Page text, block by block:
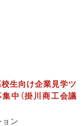
生向け企業見学ツ
中（掛川商工会議
ョン